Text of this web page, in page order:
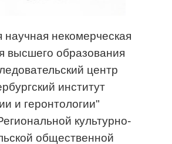
некомерческая
высшего образования
центр
институт
и геронтологии"
культурно-
общественной